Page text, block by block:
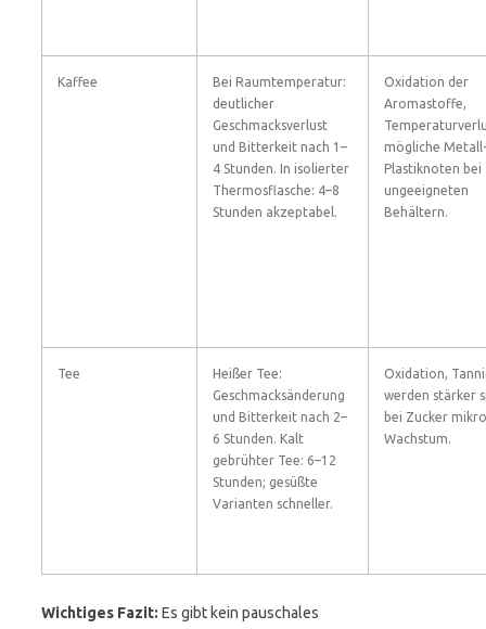
Kaffee
Bei Raumtemperatur:
deutlicher
Geschmacksverlust
und Bitterkeit nach 1–
4 Stunden. In isolierter
Thermosflasche: 4–8
Stunden akzeptabel.
Oxidation der
Aromastoffe,
mögliche
Plastiknoten bei
ungeeigneten
Behältern.
Tee
Heißer Tee:
Geschmacksänderung
und Bitterkeit nach 2–
6 Stunden. Kalt
gebrühter Tee: 6–12
Stunden; gesüßte
Varianten schneller.
Oxidation,
werden stärker
bei Zucker
Wachstum.
Wichtiges Fazit: Es gibt kein pauschales